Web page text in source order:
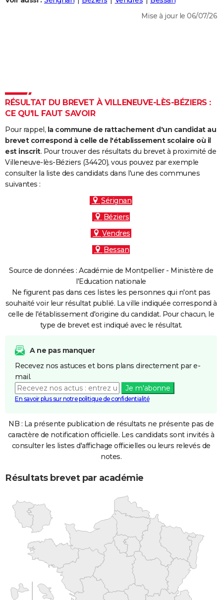
DICTIONNAIRE
Dictionnaire
Biographies
Citations
Expressions
Proverbes
PROGRAMME TV
COPAINS D'AVANT
S'inscrire
Se connecter
Lycées
Collèges
Primaires
Universités
Entreprises
Service militaire
Avis de recherche
AVIS DE DÉCÈS
FORUM
Mise à jour le 06/07/26
RÉSULTAT DU BREVET À VILLENEUVE-LÈS-BÉZIERS :
CE QU'IL FAUT SAVOIR
Pour rappel, la commune de rattachement d'un candidat au
brevet correspond à celle de l'établissement scolaire où il
est inscrit. Pour trouver des résultats du brevet à proximité de
Villeneuve-lès-Béziers (34420), vous pouvez par exemple
consulter la liste des candidats dans l'une des communes
suivantes :
Sérignan
Béziers
Vendres
Bessan
Source de données : Académie de Montpellier - Ministère de
l'Education nationale
Ne figurent pas dans ces listes les personnes qui n'ont pas
souhaité voir leur résultat publié. La ville indiquée correspond à
celle de l'établissement d'origine du candidat. Pour chacun, le
type de brevet est indiqué avec le résultat.
A ne pas manquer
Recevez nos astuces et bons plans directement par e-
mail.
Je m'abonne
En savoir plus sur notre politique de confidentialité
NB : La présente publication de résultats ne présente pas de
caractère de notification officielle. Les candidats sont invités à
consulter les listes d'affichage officielles ou leurs relevés de
notes.
Résultats brevet par académie